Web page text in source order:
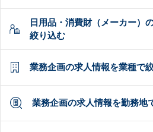
日用品・消費財（メーカー）
絞り込む
業務企画の求人情報を業種で
業務企画の求人情報を勤務地